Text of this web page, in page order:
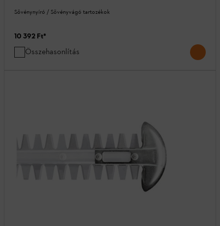
Sövénynyíró / Sövényvágó tartozékok
10 392 Ft*
Összehasonlítás